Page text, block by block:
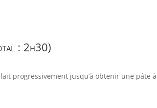
: 2h30)
progressivement jusqu’à obtenir une pâte